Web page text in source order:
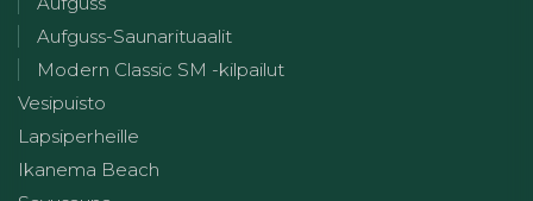
Aufguss-Saunarituaalit
Modern Classic SM -kilpailut
Vesipuisto
Lapsiperheille
Ikanema Beach